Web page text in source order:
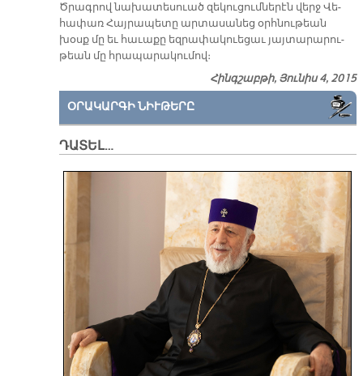
Ծրագ­րով նա­խա­տե­սուած զե­կու­ցում­նե­րէն վերջ Վե­
հա­փառ Հայ­րա­պե­տը ար­տա­սա­նեց օրհ­նու­թեան
խօսք մը եւ հա­ւա­քը եզ­րա­փա­կուե­ցաւ յայ­տա­րա­րու­
թեան մը հրա­պա­րա­կու­մով։
Հինգշաբթի, Յունիս 4, 2015
ՕՐԱԿԱՐԳԻ ՆԻՒԹԵՐԸ
ԴԱՏԵԼ…